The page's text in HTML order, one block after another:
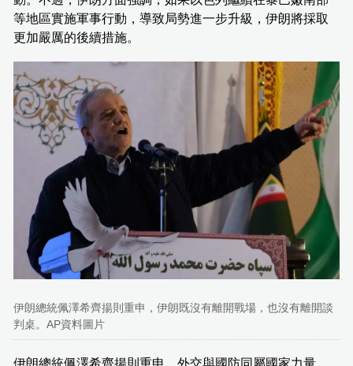
等地區實施軍事行動，導致局勢進一步升級，伊朗將採取
更加嚴厲的後續措施。
伊朗總統佩澤希齊揚則重申，伊朗既沒有離開戰場，也沒有離開談
判桌。AP資料圖片
伊朗總統佩澤希齊揚則重申，外交與國防同屬國家力量，